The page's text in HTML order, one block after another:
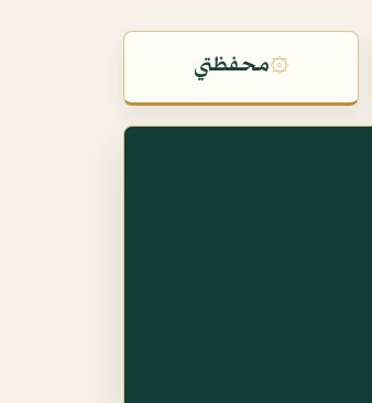
۞محفظتي